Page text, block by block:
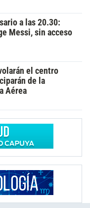
a las 20.30:
Messi, sin acceso
el centro
de la
Aérea